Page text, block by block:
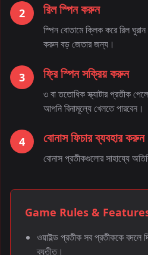
2 রিল স্পিন করুন
স্পিন বোতামে ক্লিক করে রিল ঘুরান
করুন বড় জেতার জন্য।
3 ফ্রি স্পিন সক্রিয় করুন
৩ বা ততোধিক স্ক্যাটার প্রতীক
আপনি বিনামূল্যে খেলতে পারবেন।
4 বোনাস ফিচার ব্যবহার করুন
বোনাস প্রতীকগুলোর সাহায্যে
Game Rules &
ওয়াইল্ড প্রতীক সব প্রতীককে বদলে
ব্যতীত।